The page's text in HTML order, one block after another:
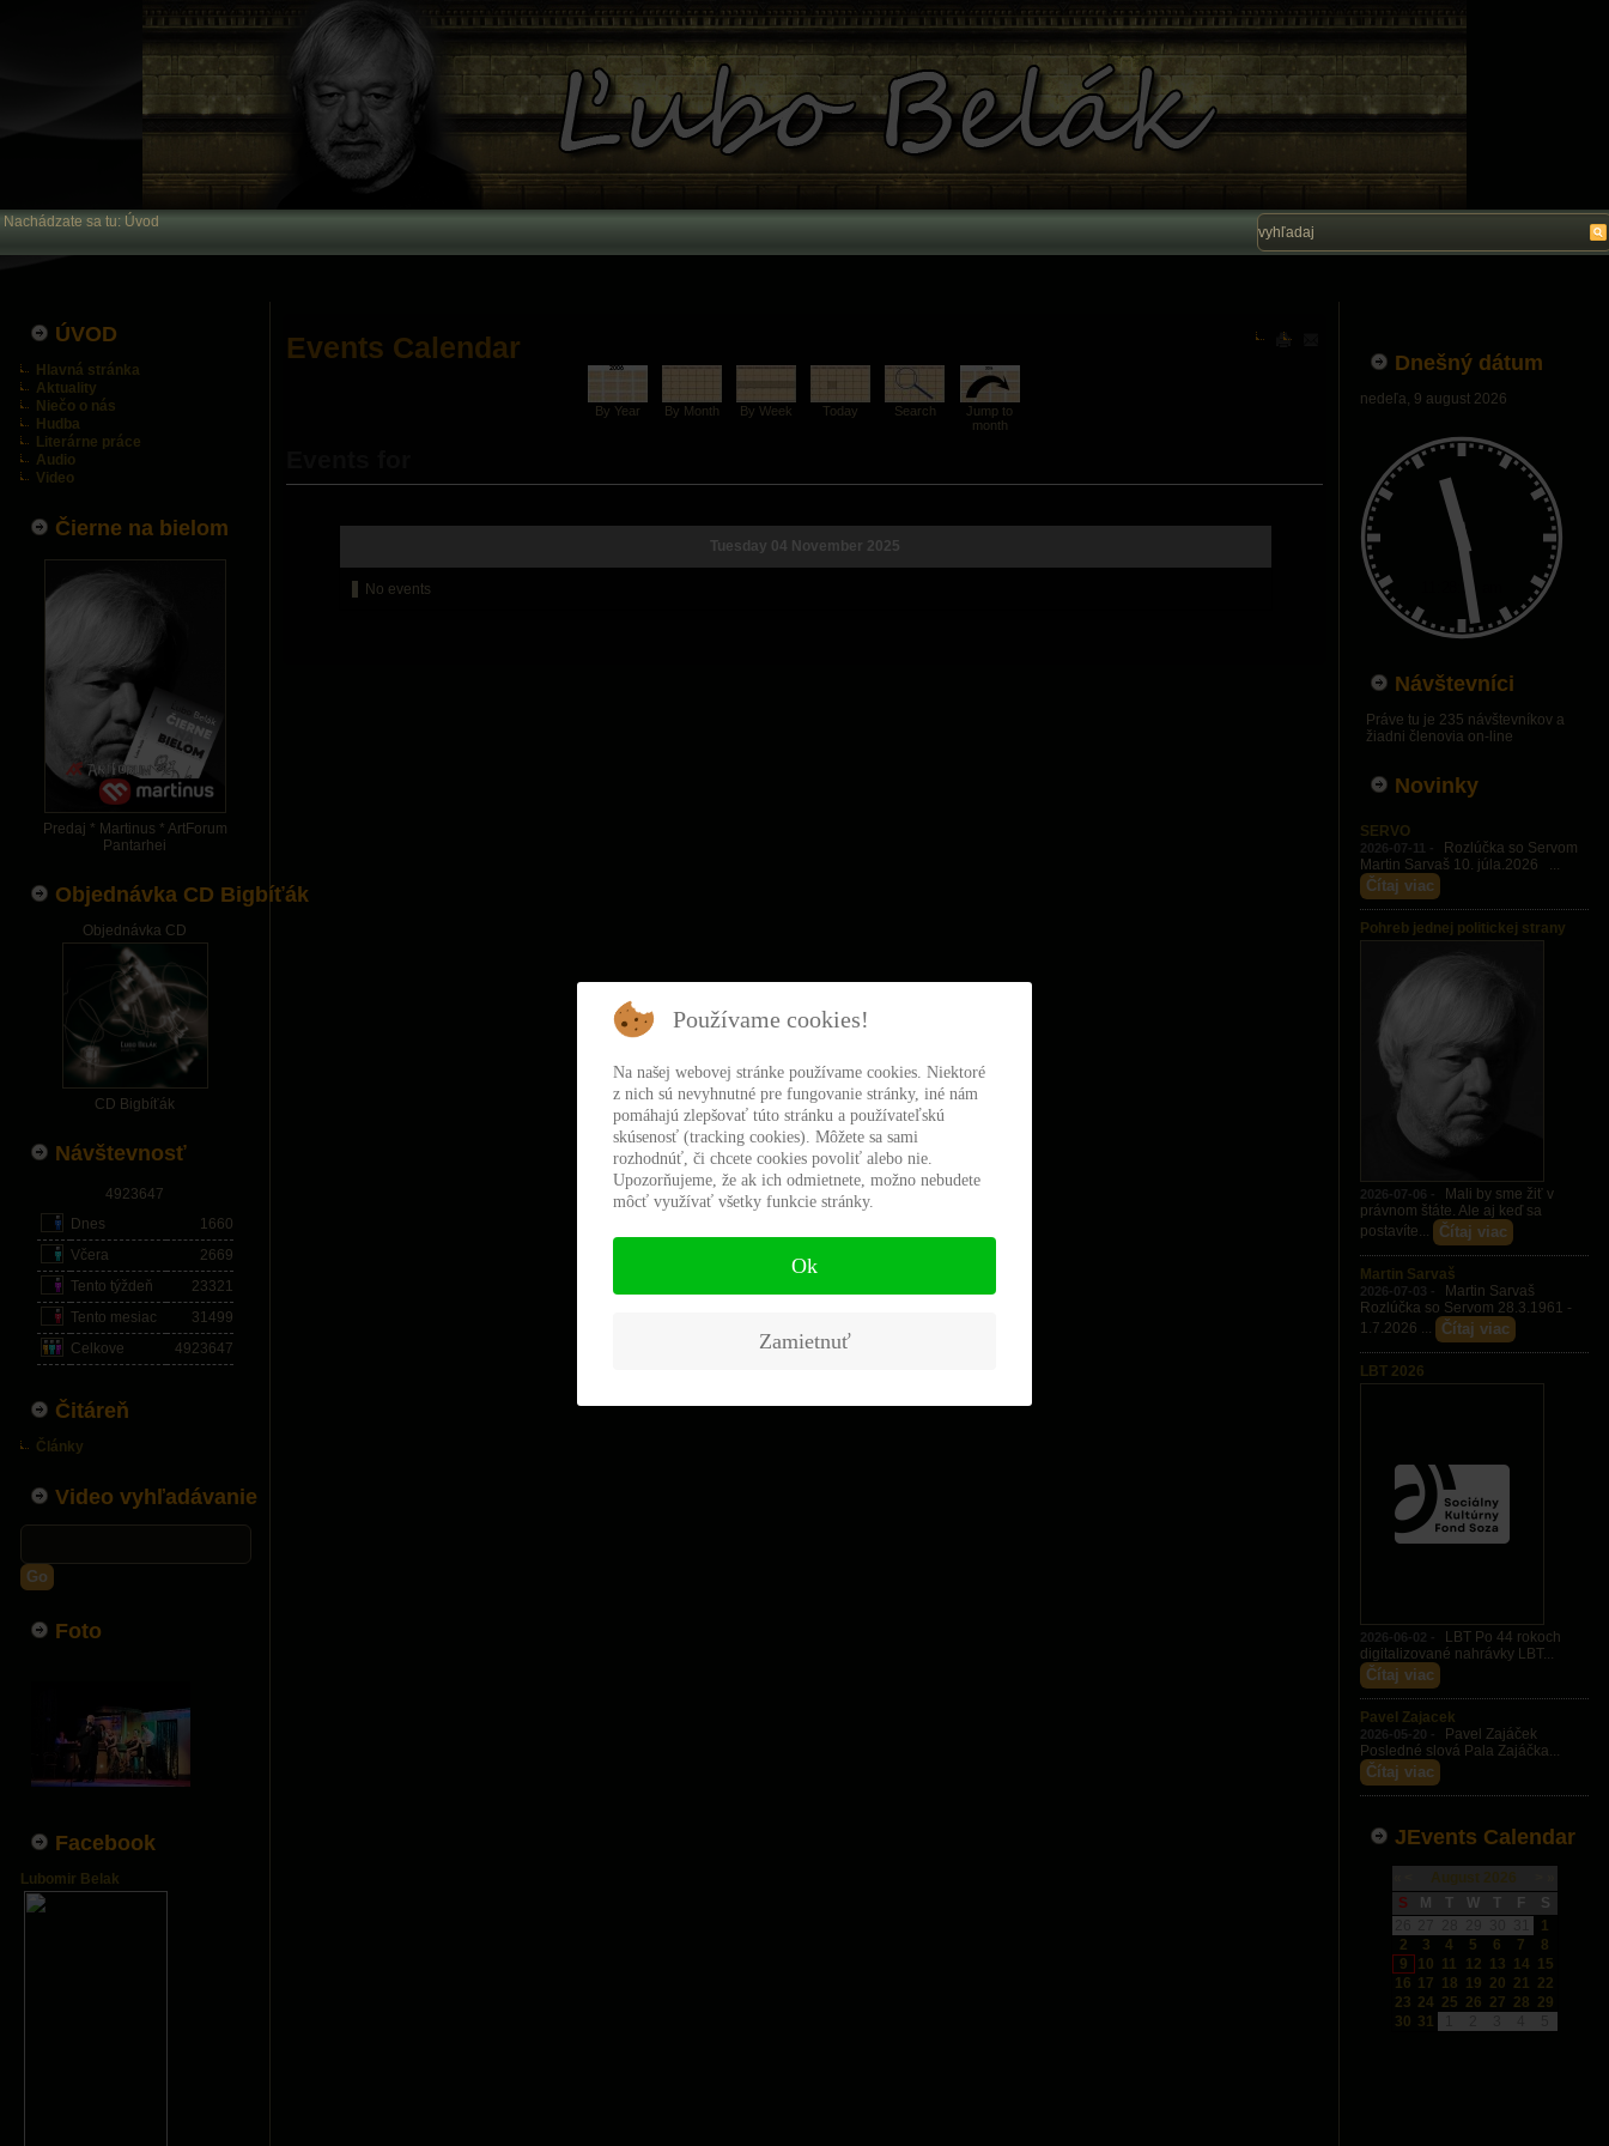
Nachádzate sa tu: Úvod
ÚVOD
Hlavná stránka
Aktuality
Niečo o nás
Hudba
Literárne práce
Audio
Video
Čierne na bielom
Predaj * Martinus * ArtForum
Pantarhei
Objednávka CD Bigbíťák
Objednávka CD
CD Bigbíťák
Návštevnosť
4923647
Dnes
1660
Včera
2669
Tento týždeň
23321
Tento mesiac
31499
Celkove
4923647
Čitáreň
Články
Video vyhľadávanie
Go
Foto
Facebook
Lubomir Belak
Events Calendar
By Year By Month By Week Today Search
Jump to
month
Tuesday 04 November 2025
No events
Dnešný dátum
nedeľa, 9 august 2026
Návštevníci
Práve tu je 235 návštevníkov a
žiadni členovia on-line
Novinky
SERVO
2026-07-11 -
Rozlúčka so Servom
Martin Sarvaš 10. júla.2026 ...
Čítaj viac
Pohreb jednej politickej strany
2026-07-06 -
Mali by sme žiť v
právnom štáte. Ale aj keď sa
postavíte...
Čítaj viac
Martin Sarvaš
2026-07-03 -
Martin Sarvaš
Rozlúčka so Servom 28.3.1961 -
1.7.2026 ...
Čítaj viac
LBT 2026
2026-06-02 -
LBT Po 44 rokoch
digitalizované nahrávky LBT...
Čítaj viac
Pavel Zajacek
2026-05-20 -
Pavel Zajáček
Posledné slová Pala Zajáčka...
Čítaj viac
JEvents Calendar
August 2026
S
M T W T F
S
1
2
3 4 5 6 7
8
9
10 11 12 13 14
15
16 17 18 19 20 21 22
23 24 25 26 27 28 29
30 31
Používame cookies!
Na našej webovej stránke používame cookies. Niektoré
z nich sú nevyhnutné pre fungovanie stránky, iné nám
pomáhajú zlepšovať túto stránku a používateľskú
skúsenosť (tracking cookies). Môžete sa sami
rozhodnúť, či chcete cookies povoliť alebo nie.
Upozorňujeme, že ak ich odmietnete, možno nebudete
môcť využívať všetky funkcie stránky.
Ok
Zamietnuť